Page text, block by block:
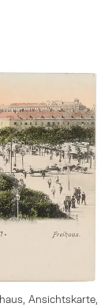
Ansichtskarte,